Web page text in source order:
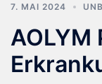
7. MAI 2024
AOLYM